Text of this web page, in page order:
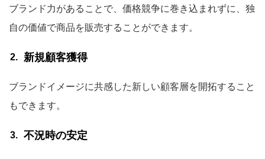
ブランド力があることで、価格競争に巻き込まれずに、独
自の価値で商品を販売することができます。
新規顧客獲得
ブランドイメージに共感した新しい顧客層を開拓すること
もできます。
不況時の安定